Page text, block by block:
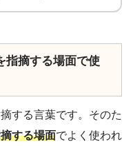
指摘する場面で使
する言葉です。そのた
する場面でよく使われ